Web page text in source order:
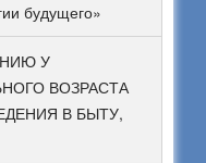
будущего»
У
ВОЗРАСТА
В БЫТУ,